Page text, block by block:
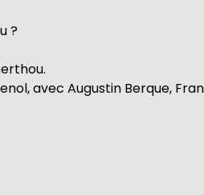
?
avec Augustin Berque,